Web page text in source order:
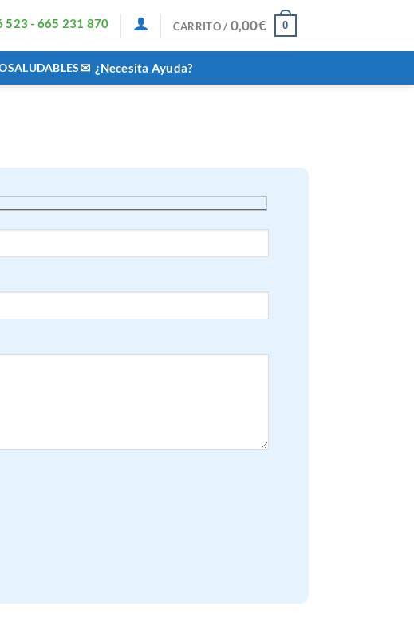
523 - 665 231 870 CARRITO / 0,00€ 0
✉¿Necesita Ayuda?